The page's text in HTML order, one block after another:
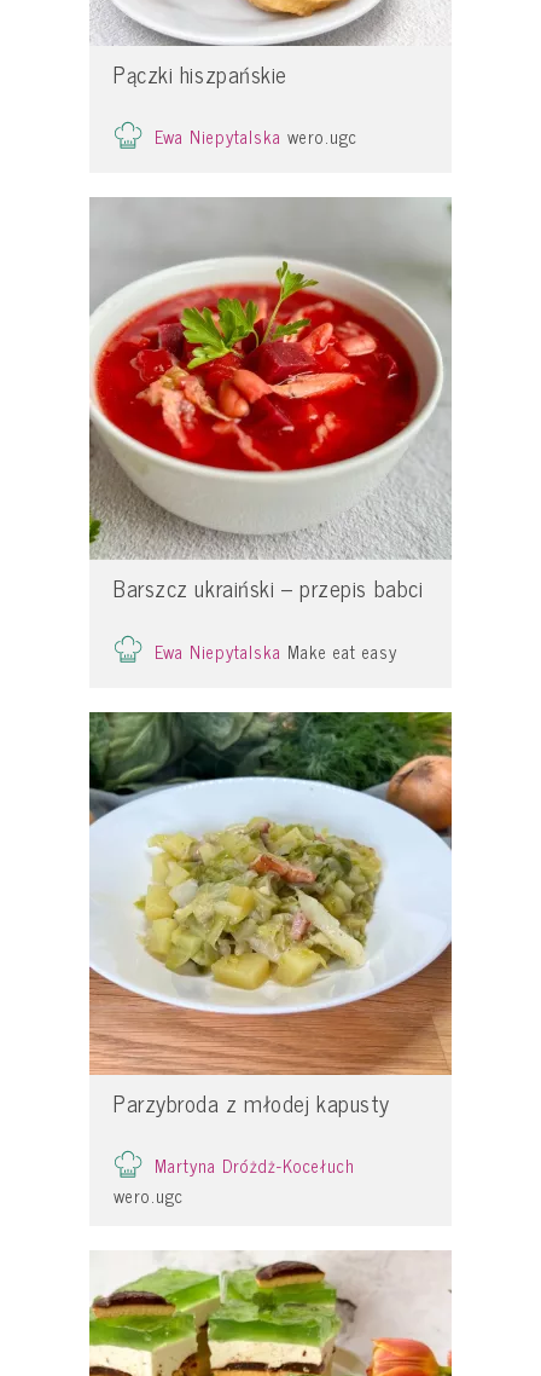
Pączki hiszpańskie
Ewa Niepytalska wero.ugc
Barszcz ukraiński – przepis babci
Ewa Niepytalska Make eat easy
Parzybroda z młodej kapusty
Martyna Dróżdż-Kocełuch
wero.ugc